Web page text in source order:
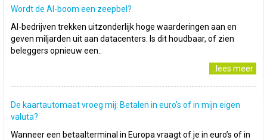
Wordt de AI-boom een zeepbel?
AI-bedrijven trekken uitzonderlijk hoge waarderingen aan en
geven miljarden uit aan datacenters. Is dit houdbaar, of zien
beleggers opnieuw een..
..lees meer
De kaartautomaat vroeg mij: Betalen in euro's of in mijn eigen
valuta?
Wanneer een betaalterminal in Europa vraagt of je in euro’s of in